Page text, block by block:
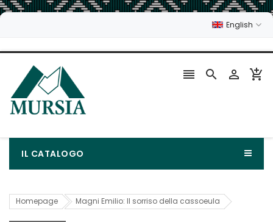
English
   
IL CATALOGO
Homepage Magni Emilio: Il sorriso della cassoeula